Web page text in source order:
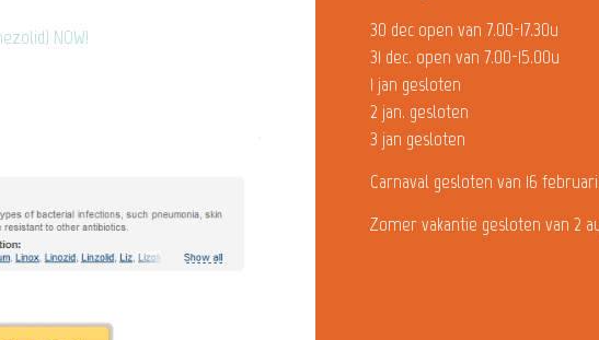
NOW!
30 dec open van 7.00-17.30u
31 dec. open van 7.00-15.00u
1 jan gesloten
2 jan. gesloten
3 jan gesloten
Carnaval gesloten van 16
Zomer vakantie gesloten van 2